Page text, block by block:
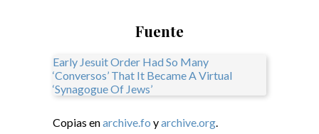
Fuente
Early Jesuit Order Had So Many
‘Conversos’ That It Became A Virtual
‘Synagogue Of Jews’
Copias enarchive.fo yarchive.org.